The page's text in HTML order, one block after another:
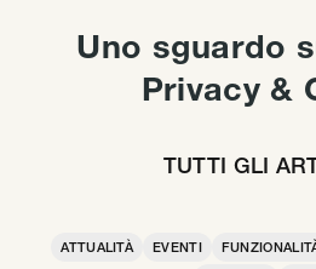
Uno sguardo
Privacy &
TUTTI GLI
ATTUALITÀ EVENTI